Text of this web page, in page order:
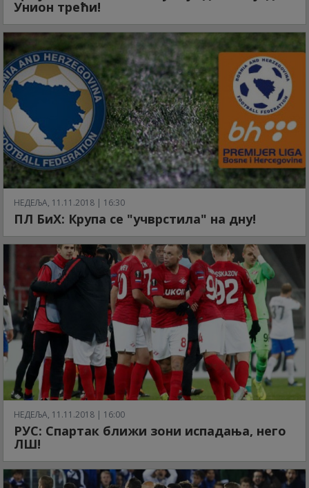
Унион трећи!
НЕДЕЉА, 11.11.2018 | 16:30
ПЛ БиХ: Крупа се "учврстила" на дну!
НЕДЕЉА, 11.11.2018 | 16:00
РУС: Спартак ближи зони испадања, него
ЛШ!